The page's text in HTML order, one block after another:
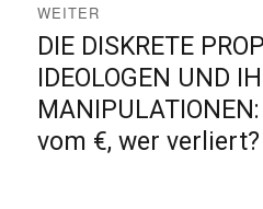
WEITER
Nächster
Beitrag:
DIE DISKRETE
IDEOLOGEN UND
vom €, wer verliert?